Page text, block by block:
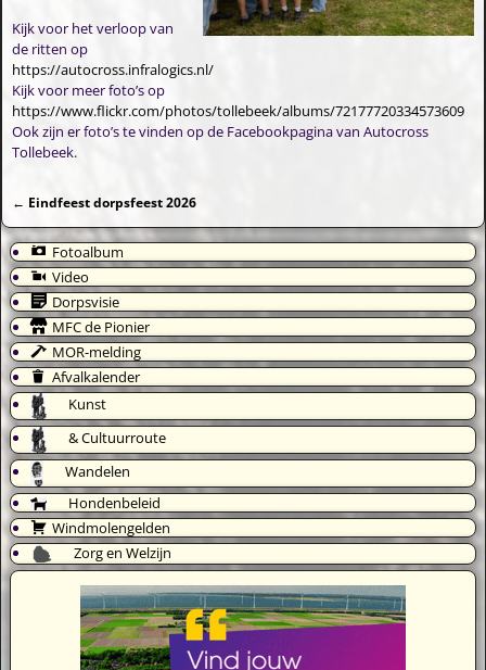
Kijk voor het verloop van
de ritten op
https://autocross.infralogics.nl/
Kijk voor meer foto’s op
https://www.flickr.com/photos/tollebeek/albums/72177720334573609
Ook zijn er foto’s te vinden op de Facebookpagina van Autocross
Tollebeek.
← Eindfeest dorpsfeest 2026
Fotoalbum
Video
Dorpsvisie
MFC de Pionier
MOR-melding
Afvalkalender
Kunst
& Cultuurroute
Wandelen
Hondenbeleid
Windmolengelden
Zorg en Welzijn